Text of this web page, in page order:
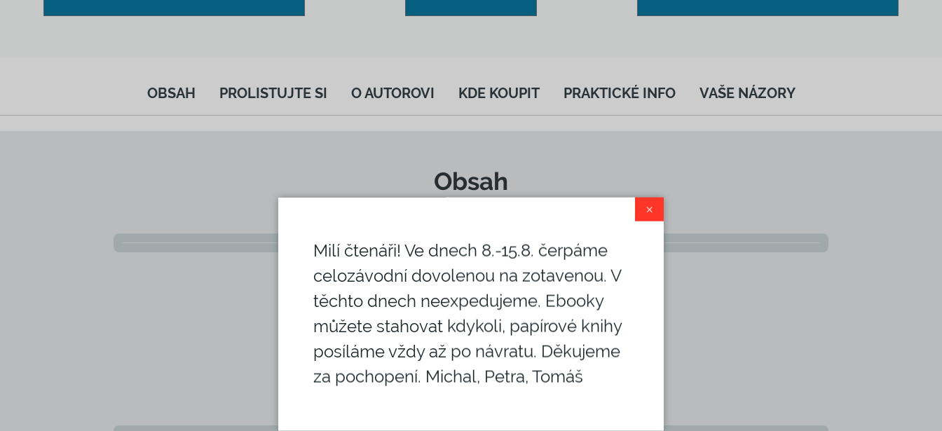
OBSAH PROLISTUJTE SI O AUTOROVI KDE KOUPIT PRAKTICKÉ INFO VAŠE NÁZORY
Obsah
Prolistujte si
×
Milí čtenáři! Ve dnech 8.-15.8. čerpáme
celozávodní dovolenou na zotavenou. V
těchto dnech neexpedujeme. Ebooky
můžete stahovat kdykoli, papírové knihy
posíláme vždy až po návratu. Děkujeme
za pochopení. Michal, Petra, Tomáš